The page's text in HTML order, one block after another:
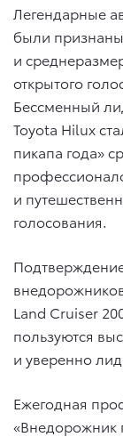
Легендарные
были
и
открытого
Бессменный
Toyota Hilux
пикапа года»
и
голосования.
Land Cruiser
пользуются
и уверенно
Ежегодная
«Внедорожник